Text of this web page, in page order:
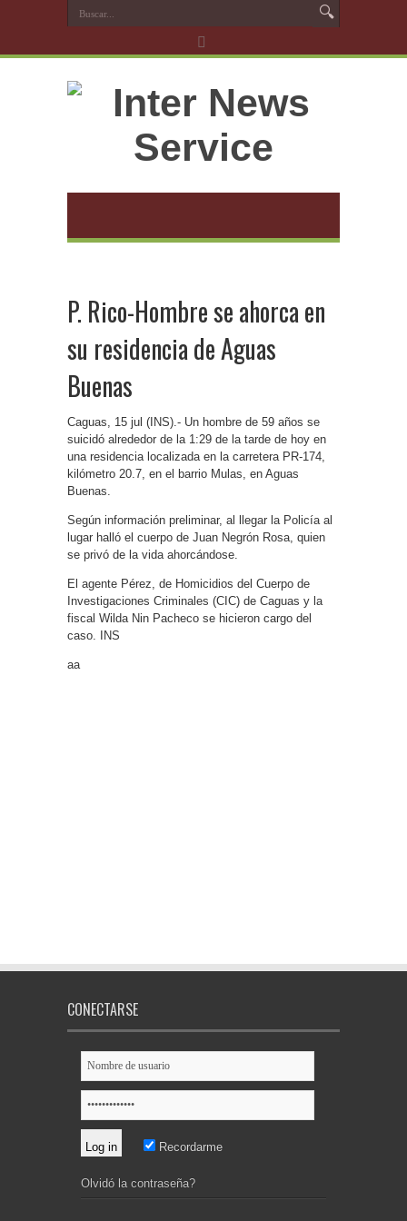
P. Rico-Hombre se ahorca en
su residencia de Aguas
Buenas
Caguas, 15 jul (INS).- Un hombre de 59 años se
suicidó alrededor de la 1:29 de la tarde de hoy en
una residencia localizada en la carretera PR-174,
kilómetro 20.7, en el barrio Mulas, en Aguas
Buenas.
Según información preliminar, al llegar la Policía al
lugar halló el cuerpo de Juan Negrón Rosa, quien
se privó de la vida ahorcándose.
El agente Pérez, de Homicidios del Cuerpo de
Investigaciones Criminales (CIC) de Caguas y la
fiscal Wilda Nin Pacheco se hicieron cargo del
caso. INS
aa
CONECTARSE
Recordarme
Olvidó la contraseña?